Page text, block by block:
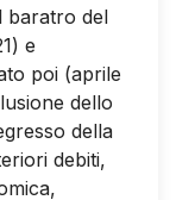
baratro del
e
poi (aprile
dello
della
debiti,